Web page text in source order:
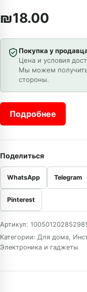
₪18.00
Покупка у
Цена и условия
Мы можем
стороны.
Подробнее
Поделиться
WhatsApp Telegram
Pinterest
Артикул:
Категории: Для дома,
Электроника и гаджеты